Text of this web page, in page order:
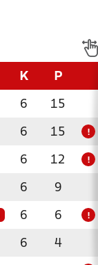
K P
6 15
6 15 !
6 12 !
6 9
6 6 !
6 4